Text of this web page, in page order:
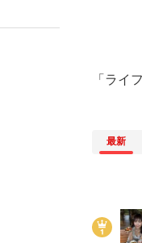
「ライ
最新